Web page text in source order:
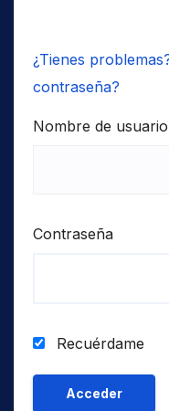
¿Tienes
contraseña?
Nombre de usuario
Contraseña
Recuérdame